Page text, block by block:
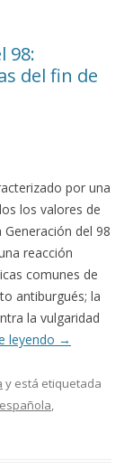
98:
del fin de
por una
los valores de
del 98
reacción
comunes de
antiburgués; la
la vulgaridad
leyendo →
y está etiquetada
,